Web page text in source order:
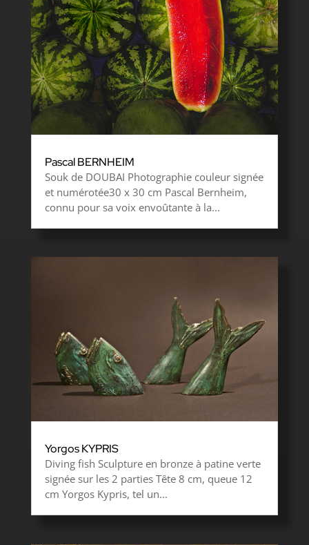
Pascal BERNHEIM
Souk de DOUBAI Photographie couleur signée
et numérotée30 x 30 cm Pascal Bernheim,
connu pour sa voix envoûtante à la...
Yorgos KYPRIS
Diving fish Sculpture en bronze à patine verte
signée sur les 2 parties Tête 8 cm, queue 12
cm Yorgos Kypris, tel un...